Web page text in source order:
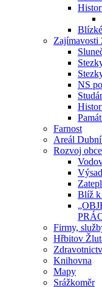
Zajímavosti
NS
Farnost
Areál
Rozvoj obce
Blíž k
Firmy,
Hřbitov
Knihovna
Mapy
Srážkoměr